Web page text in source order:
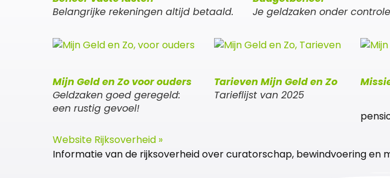
Belangrijke rekeningen altijd betaald.
Je geldzaken onder controle
Mijn Geld en Zo voor ouders
Geldzaken goed geregeld:
een rustig gevoel!
Tarieven Mijn Geld en Zo
Tarieflijst van 2025
Website Rijksoverheid »
Informatie van de rijksoverheid over curatorschap, bewindvoering en